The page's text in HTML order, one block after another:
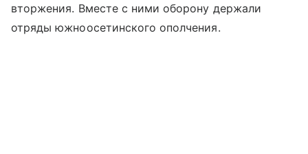
вторжения. Вместе с ними оборону держали
отряды южноосетинского ополчения.